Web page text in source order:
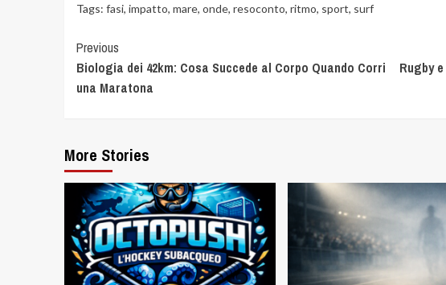
Tags: fasi, impatto, mare, onde, resoconto, ritmo, sport, surf
Previous
Biologia dei 42km: Cosa Succede al Corpo Quando Corri
una Maratona
Rugby
More Stories